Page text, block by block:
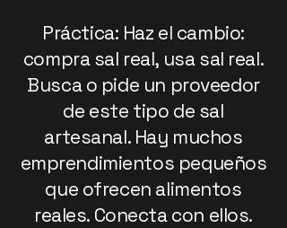
Práctica: Haz el cambio:
compra sal real, usa sal real.
Busca o pide un proveedor
de este tipo de sal
artesanal. Hay muchos
emprendimientos pequeños
que ofrecen alimentos
reales. Conecta con ellos.